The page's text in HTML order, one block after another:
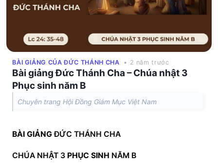
BÀI GIẢNG CỦA ĐỨC THÁNH CHA • 2 năm trước
Bài giảng Đức Thánh Cha – Chúa nhật 3
Phục sinh năm B
Chuyên trang Hội Đồng Giám Mục Việt Nam
BÀI GIẢNG ĐỨC THÁNH CHA
CHÚA NHẬT 3 PHỤC SINH NĂM B